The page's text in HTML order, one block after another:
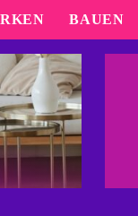
BAUEN